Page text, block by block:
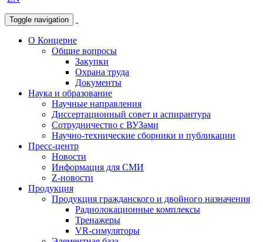
Toggle navigation
О Концерне
Общие вопросы
Закупки
Охрана труда
Документы
Наука и образование
Научные направления
Диссертационный совет и аспирантура
Сотрудничество с ВУЗами
Научно-технические сборники и публикации
Пресс-центр
Новости
Информация для СМИ
Z-новости
Продукция
Продукция гражданского и двойного назначения
Радиолокационные комплексы
Тренажеры
VR-симуляторы